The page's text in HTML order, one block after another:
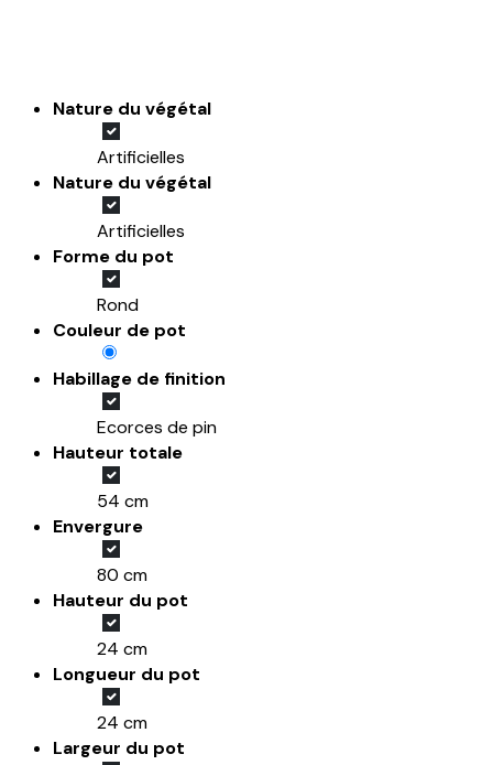
Nature du végétal
Artificielles
Nature du végétal
Artificielles
Forme du pot
Rond
Couleur de pot
Habillage de finition
Ecorces de pin
Hauteur totale
54 cm
Envergure
80 cm
Hauteur du pot
24 cm
Longueur du pot
24 cm
Largeur du pot